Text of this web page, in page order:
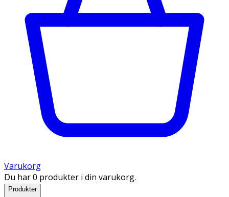
Varukorg
Du har 0 produkter i din varukorg.
Produkter